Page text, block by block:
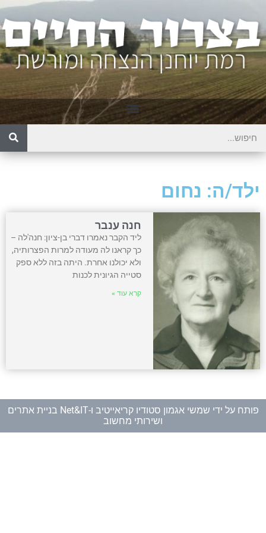
ילד/ה: נחום
חנה ענבר
ליד הקבר נאמרו דברי בן-ציון: חנה'לה –
כך קראנו לה מעודה למרות הפצרותיה,
ולא יכולנו אחרת. היתה בזה ללא ספק
סטייה הגיונית לכנות
קרא עוד »
פותח על ידי שמשי אגמון סטודיו קריאייטיב ו-
Net&IT בניית אתרים
ושירותי מחשוב